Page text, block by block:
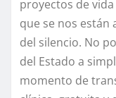
proyectos de
que se nos están
del silencio. No
del Estado a
momento de